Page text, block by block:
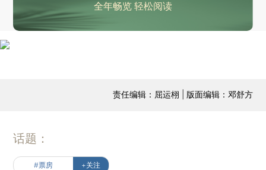
全年畅览 轻松阅读
责任编辑：屈运栩 | 版面编辑：邓舒方
话题：
#票房 +关注